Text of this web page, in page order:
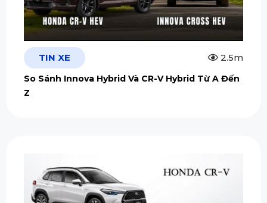
TIN XE 2.5m
So Sánh Innova Hybrid Và CR-V Hybrid Từ A Đến
Z